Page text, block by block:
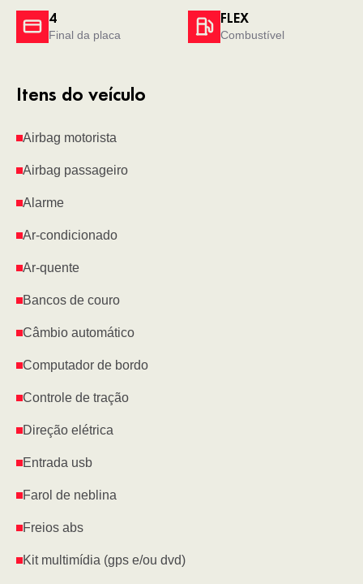
4
Final da placa
FLEX
Combustível
Itens do veículo
Airbag motorista
Airbag passageiro
Alarme
Ar-condicionado
Ar-quente
Bancos de couro
Câmbio automático
Computador de bordo
Controle de tração
Direção elétrica
Entrada usb
Farol de neblina
Freios abs
Kit multimídia (gps e/ou dvd)